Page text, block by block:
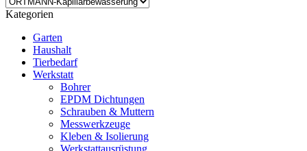
Kategorien
Garten
Haushalt
Tierbedarf
Werkstatt
Bohrer
EPDM Dichtungen
Schrauben & Muttern
Messwerkzeuge
Kleben & Isolierung
Werkstattausrüstung